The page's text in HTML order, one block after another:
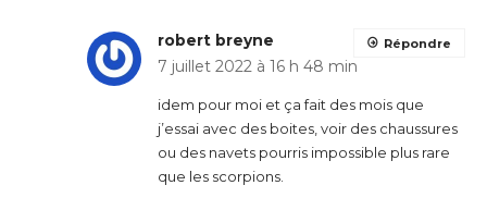
robert breyne
7 juillet 2022 à 16 h 48 min
idem pour moi et ça fait des mois que
j’essai avec des boites, voir des chaussures
ou des navets pourris impossible plus rare
que les scorpions.
Répondre